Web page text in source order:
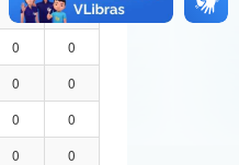
0
0
0
0
0
0
0
0
0